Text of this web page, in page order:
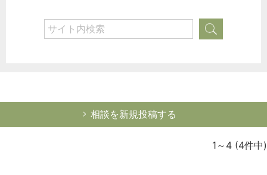
相談を新規投稿する
労務管理
総務の給湯室
秘書のノウハウ
1～4 (4件中)